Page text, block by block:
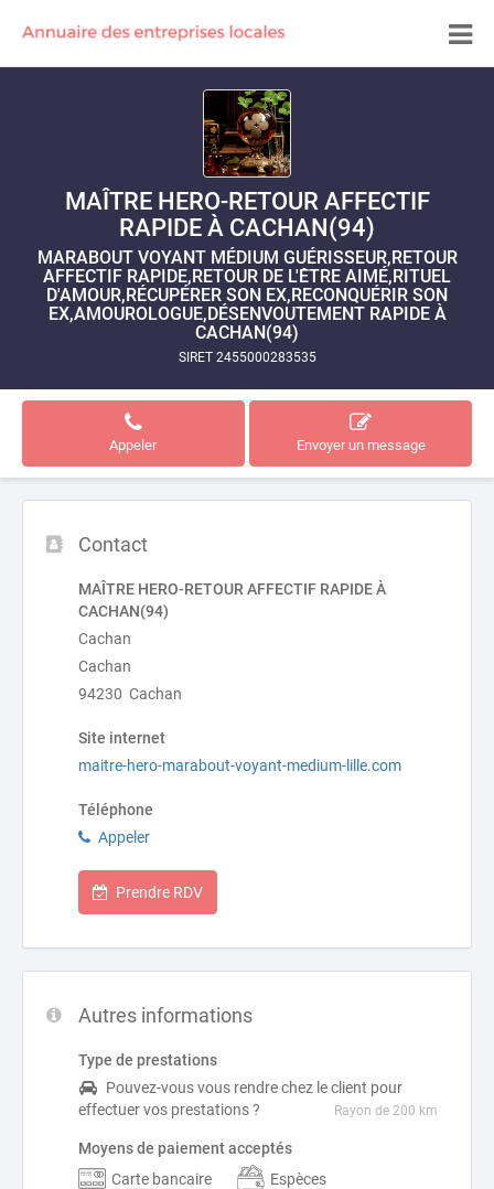
MAÎTRE HERO-RETOUR AFFECTIF
RAPIDE À CACHAN(94)
MARABOUT VOYANT MÉDIUM GUÉRISSEUR,RETOUR
AFFECTIF RAPIDE,RETOUR DE L'ÊTRE AIMÉ,RITUEL
D'AMOUR,RÉCUPÉRER SON EX,RECONQUÉRIR SON
EX,AMOUROLOGUE,DÉSENVOUTEMENT RAPIDE À
CACHAN(94)
SIRET 2455000283535
Appeler Envoyer un message
Contact
MAÎTRE HERO-RETOUR AFFECTIF RAPIDE À
CACHAN(94)
Cachan
Cachan
94230 Cachan
Site internet
maitre-hero-marabout-voyant-medium-lille.com
Téléphone
Appeler
Prendre RDV
Autres informations
Type de prestations
Pouvez-vous vous rendre chez le client pour
effectuer vos prestations ?
Rayon de 200 km
Moyens de paiement acceptés
Carte bancaire
Espèces